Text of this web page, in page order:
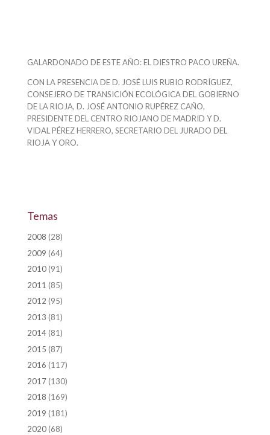
GALARDONADO DE ESTE AÑO: EL DIESTRO PACO UREÑA.
CON LA PRESENCIA DE D. JOSÉ LUIS RUBIO RODRÍGUEZ,
CONSEJERO DE TRANSICIÓN ECOLÓGICA DEL GOBIERNO
DE LA RIOJA, D. JOSÉ ANTONIO RUPÉREZ CAÑO,
PRESIDENTE DEL CENTRO RIOJANO DE MADRID Y D.
VIDAL PÉREZ HERRERO, SECRETARIO DEL JURADO DEL
RIOJA Y ORO.
Temas
2008 (28)
2009 (64)
2010(91)
2011 (85)
2012 (95)
2013 (81)
2014(81)
2015 (87)
2016 (117)
2017(130)
2018 (169)
2019 (181)
2020(68)